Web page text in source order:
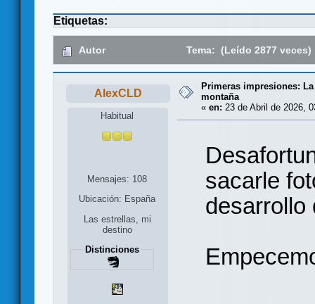
Etiquetas:
Autor Tema: (Leído 2877 veces)
AlexCLD
Habitual
Mensajes: 108
Ubicación: España
Las estrellas, mi
destino
Distinciones
Primeras impresiones:
montaña
« en: 23 de Abril de 2026,
sacarle
desarrollo